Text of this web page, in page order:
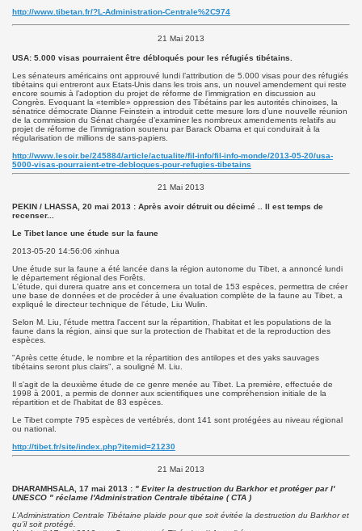
http://www.tibetan.fr/?L-Administration-Centrale%2C974
21 Mai 2013
USA: 5.000 visas pourraient être débloqués pour les réfugiés tibétains.
Les sénateurs américains ont approuvé lundi l’attribution de 5.000 visas pour des réfugiés
tibétains qui entreront aux Etats-Unis dans les trois ans, un nouvel amendement qui reste
encore soumis à l’adoption du projet de réforme de l’immigration en discussion au
Congrès. Evoquant la «terrible» oppression des Tibétains par les autorités chinoises, la
sénatrice démocrate Dianne Feinstein a introduit cette mesure lors d’une nouvelle réunion
de la commission du Sénat chargée d’examiner les nombreux amendements relatifs au
projet de réforme de l’immigration soutenu par Barack Obama et qui conduirait à la
régularisation de millions de sans-papiers.
http://www.lesoir.be/245884/article/actualite/fil-info/fil-info-monde/2013-05-20/usa-
5000-visas-pourraient-etre-debloques-pour-refugies-tibetains
21 Mai 2013
PEKIN / LHASSA, 20 mai 2013 : Après avoir détruit ou décimé .. Il est temps de
recenser...
Le Tibet lance une étude sur la faune
2013-05-20 14:56:06 xinhua
Une étude sur la faune a été lancée dans la région autonome du Tibet, a annoncé lundi
le département régional des Forêts.
L'étude, qui durera quatre ans et concernera un total de 153 espèces, permettra de créer
une base de données et de procéder à une évaluation complète de la faune au Tibet, a
expliqué le directeur technique de l'étude, Liu Wulin.
Selon M. Liu, l'étude mettra l'accent sur la répartition, l'habitat et les populations de la
faune dans la région, ainsi que sur la protection de l'habitat et de la reproduction des
espèces.
"Après cette étude, le nombre et la répartition des antilopes et des yaks sauvages
tibétains seront plus clairs", a souligné M. Liu.
Il s'agit de la deuxième étude de ce genre menée au Tibet. La première, effectuée de
1998 à 2001, a permis de donner aux scientifiques une compréhension initiale de la
répartition et de l'habitat de 83 espèces.
Le Tibet compte 795 espèces de vertébrés, dont 141 sont protégées au niveau régional
ou national.
http://tibet.fr/site/index.php?itemid=21230
21 Mai 2013
DHARAMHSALA, 17 mai 2013 : " Eviter la destruction du Barkhor et protéger par l'
UNESCO " réclame l'Administration Centrale tibétaine ( CTA )
L’Administration Centrale Tibétaine plaide pour que soit évitée la destruction du Barkhor et
qu’il soit protégé.